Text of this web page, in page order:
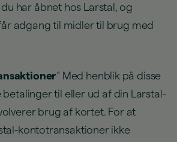
har åbnet hos Larstal, og
adgang til midler til brug med
“ Med henblik på disse
til eller ud af din Larstal-
brug af kortet. For at
kontotransaktioner ikke